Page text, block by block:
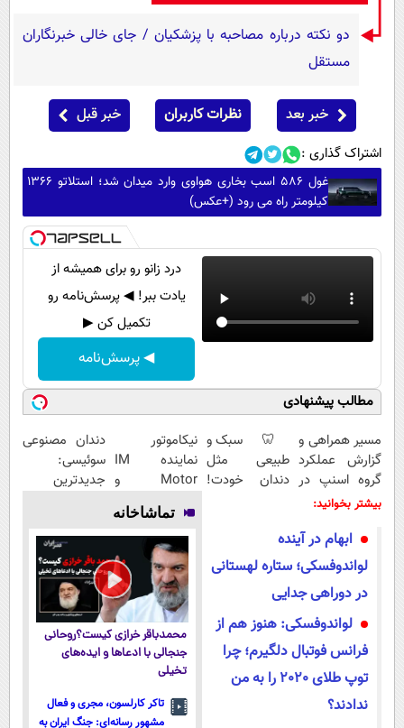
دو نکته درباره مصاحبه با پزشکیان / جای خالی خبرنگاران
مستقل
خبر بعد نظرات کاربران خبر قبل
اشتراک گذاری :
غول 586 اسب بخاری هواوی وارد میدان شد؛ استلاتو 1366
کیلومتر راه می رود (+عکس)
درد زانو رو برای همیشه از
یادت ببر! ◀ پرسش‌نامه رو
تکمیل کن ▶
◀ پرسش‌نامه
مطالب پیشنهادی
مسیر همراهی و
گزارش عملکرد
گروه اسنپ در
۱۴۰۴
🦷 سبک و
طبیعی مثل
دندان خودت!
اقساطی 💳 📍
تهران
نیکاموتور
نماینده IM
Motor و
ایران
دندان مصنوعی
سوئیسی:
جدیدترین
پرداخت قسطی
بیشتر بخوانید:
ابهام در آینده
لواندوفسکی؛ ستاره لهستانی
در دوراهی جدایی
لواندوفسکی: هنوز هم از
فرانس فوتبال دلگیرم؛ چرا
توپ طلای 2020 را به من
ندادند؟
تماشاخانه
محمدباقر خرازی کیست؟روحانی
جنجالی با ادعاها و ایده‌های
تخیلی
تاکر کارلسون، مجری و فعال
مشهور رسانه‌ای: جنگ ایران به